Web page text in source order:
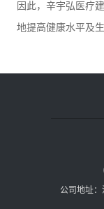
因此， 辛宇弘医疗
地提高健康水平及
公司地址